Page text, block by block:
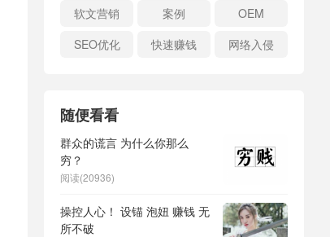
软文营销
案例
OEM
SEO优化
快速赚钱 网络入侵
随便看看
群众的谎言 为什么你那么
穷？
阅读(20936)
操控人心！ 设锚 泡妞 赚钱 无
所不破